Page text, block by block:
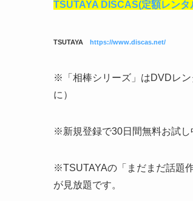
TSUTAYA DISCAS(定額レンタ
TSUTAYA https://www.discas.net/
※「相棒シリーズ」はDVDレン
に）
※新規登録で30日間無料お試し
※TSUTAYAの「まだまだ話題
が見放題です。